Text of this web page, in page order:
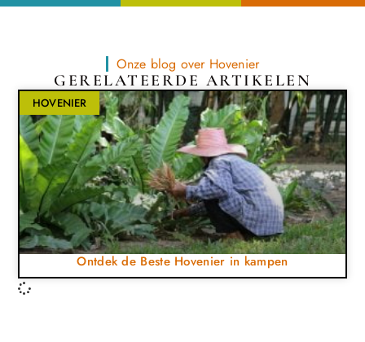
Onze blog over Hovenier
GERELATEERDE ARTIKELEN
HOVENIER
Ontdek de Beste Hovenier in kampen